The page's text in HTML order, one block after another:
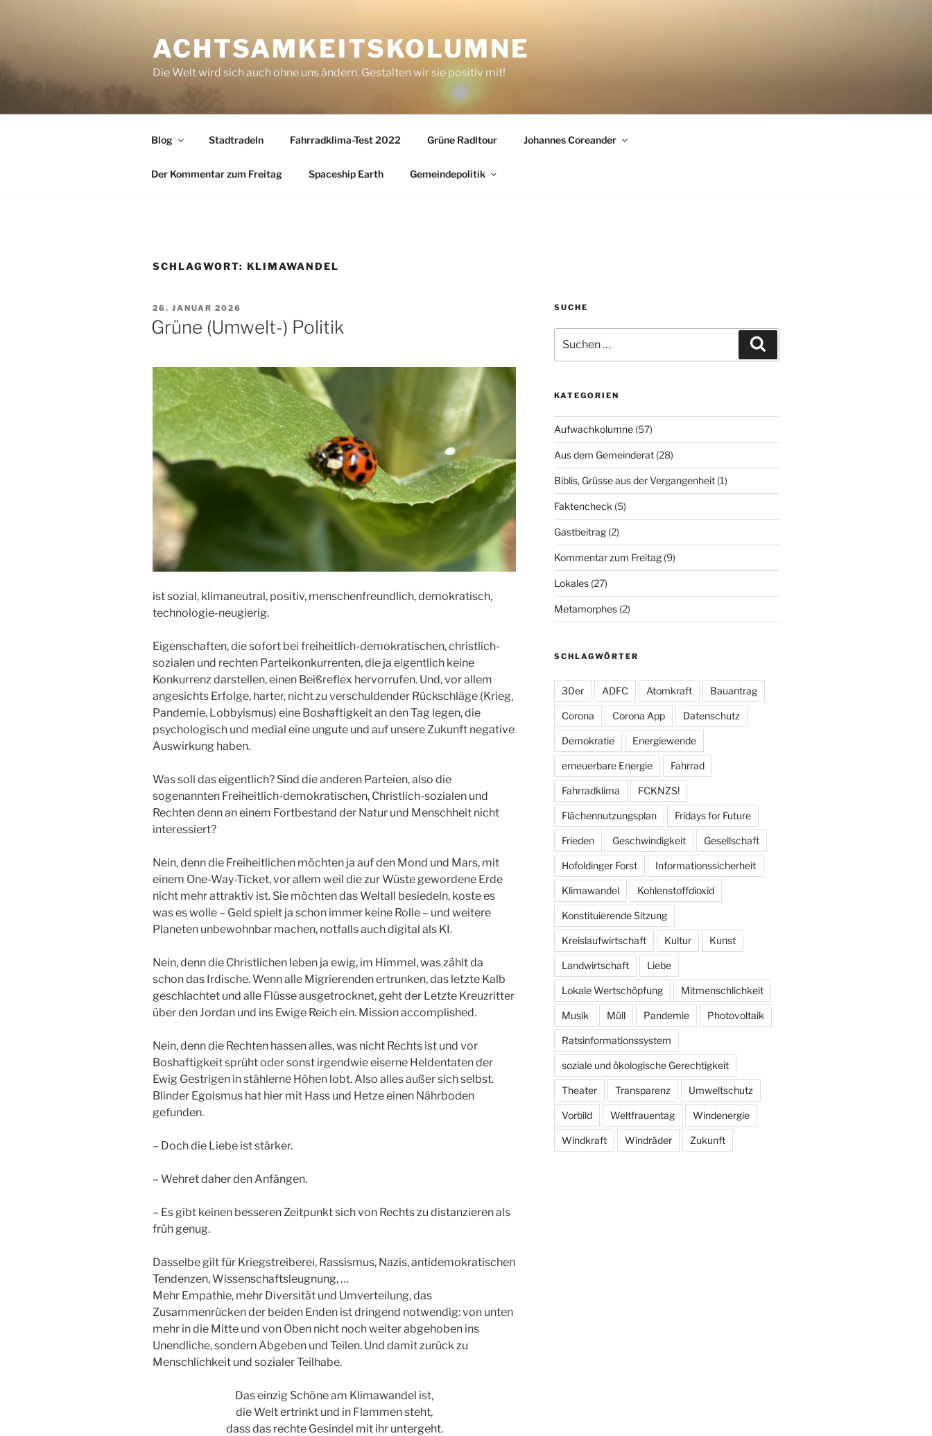
ACHTSAMKEITSKOLUMNE
Die Welt wird sich auch ohne uns ändern. Gestalten wir sie positiv mit!
Blog Stadtradeln Fahrradklima-Test 2022 Grüne Radltour Johannes Coreander
Der Kommentar zum Freitag Spaceship Earth Gemeindepolitik
SCHLAGWORT: KLIMAWANDEL
VERÖFFENTLICHT
AM
26. JANUAR 2026
Grüne (Umwelt-) Politik
ist sozial, klimaneutral, positiv, menschenfreundlich, demokratisch,
technologie-neugierig.
Eigenschaften, die sofort bei freiheitlich-demokratischen, christlich-
sozialen und rechten Parteikonkurrenten, die ja eigentlich keine
Konkurrenz darstellen, einen Beißreflex hervorrufen. Und, vor allem
angesichts Erfolge, harter, nicht zu verschuldender Rückschläge (Krieg,
Pandemie, Lobbyismus) eine Boshaftigkeit an den Tag legen, die
psychologisch und medial eine ungute und auf unsere Zukunft negative
Auswirkung haben.
Was soll das eigentlich? Sind die anderen Parteien, also die
sogenannten Freiheitlich-demokratischen, Christlich-sozialen und
Rechten denn an einem Fortbestand der Natur und Menschheit nicht
interessiert?
Nein, denn die Freiheitlichen möchten ja auf den Mond und Mars, mit
einem One-Way-Ticket, vor allem weil die zur Wüste gewordene Erde
nicht mehr attraktiv ist. Sie möchten das Weltall besiedeln, koste es
was es wolle – Geld spielt ja schon immer keine Rolle – und weitere
Planeten unbewohnbar machen, notfalls auch digital als KI.
Nein, denn die Christlichen leben ja ewig, im Himmel, was zählt da
schon das Irdische. Wenn alle Migrierenden ertrunken, das letzte Kalb
geschlachtet und alle Flüsse ausgetrocknet, geht der Letzte Kreuzritter
über den Jordan und ins Ewige Reich ein. Mission accomplished.
Nein, denn die Rechten hassen alles, was nicht Rechts ist und vor
Boshaftigkeit sprüht oder sonst irgendwie eiserne Heldentaten der
Ewig Gestrigen in stählerne Höhen lobt. Also alles außer sich selbst.
Blinder Egoismus hat hier mit Hass und Hetze einen Nährboden
gefunden.
– Doch die Liebe ist stärker.
– Wehret daher den Anfängen.
– Es gibt keinen besseren Zeitpunkt sich von Rechts zu distanzieren als
früh genug.
Dasselbe gilt für Kriegstreiberei, Rassismus, Nazis, antidemokratischen
Tendenzen, Wissenschaftsleugnung, …
Mehr Empathie, mehr Diversität und Umverteilung, das
Zusammenrücken der beiden Enden ist dringend notwendig: von unten
mehr in die Mitte und von Oben nicht noch weiter abgehoben ins
Unendliche, sondern Abgeben und Teilen. Und damit zurück zu
Menschlichkeit und sozialer Teilhabe.
Das einzig Schöne am Klimawandel ist,
die Welt ertrinkt und in Flammen steht,
dass das rechte Gesindel mit ihr untergeht.
SUCHE
nach:
KATEGORIEN
Aufwachkolumne(57)
Aus dem Gemeinderat(28)
Biblis, Grüsse aus der Vergangenheit(1)
Faktencheck (5)
Gastbeitrag(2)
Kommentar zum Freitag(9)
Lokales(27)
Metamorphes(2)
SCHLAGWÖRTER
30er ADFC Atomkraft Bauantrag
Corona Corona App Datenschutz
Demokratie Energiewende
erneuerbare Energie Fahrrad
Fahrradklima FCKNZS!
Flächennutzungsplan Fridays for Future
Frieden Geschwindigkeit Gesellschaft
Hofoldinger Forst Informationssicherheit
Klimawandel Kohlenstoffdioxid
Konstituierende Sitzung
Kreislaufwirtschaft Kultur Kunst
Landwirtschaft Liebe
Lokale Wertschöpfung Mitmenschlichkeit
Musik Müll Pandemie Photovoltaik
Ratsinformationssystem
soziale und ökologische Gerechtigkeit
Theater Transparenz Umweltschutz
Vorbild Weltfrauentag Windenergie
Windkraft Windräder Zukunft